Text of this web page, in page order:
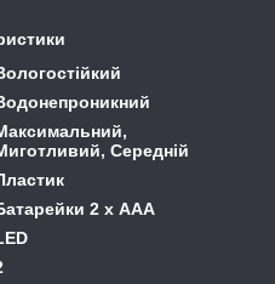
Середній
2 х ААА